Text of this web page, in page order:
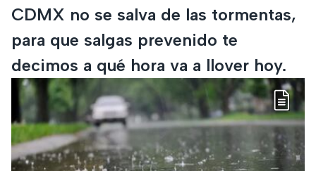
CDMX no se salva de las tormentas,
para que salgas prevenido te
decimos a qué hora va a llover hoy.